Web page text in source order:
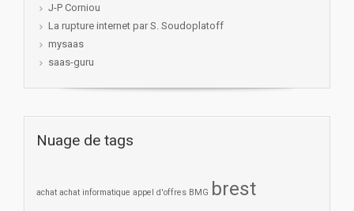
J-P Corniou
La rupture internet par S. Soudoplatoff
mysaas
saas-guru
Nuage de tags
achat achat informatique appel d'offres BMG brest